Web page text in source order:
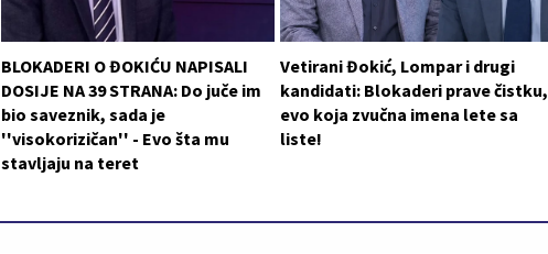
BLOKADERI O ĐOKIĆU NAPISALI
DOSIJE NA 39 STRANA: Do juče im
bio saveznik, sada je
''visokorizičan'' - Evo šta mu
stavljaju na teret
Vetirani Đokić, Lompar i drugi
kandidati: Blokaderi prave čistku,
evo koja zvučna imena lete sa
liste!